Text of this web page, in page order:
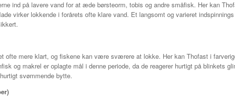
ind på lavere vand for at æde børsteorm, tobis og andre småfisk. Her kan
virker lokkende i forårets ofte klare vand. Et langsomt og varieret
ofte mere klart, og fiskene kan være sværere at lokke. Her kan Thofast i
og makrel er oplagte mål i denne periode, da de reagerer hurtigt på blinkets
svømmende bytte.